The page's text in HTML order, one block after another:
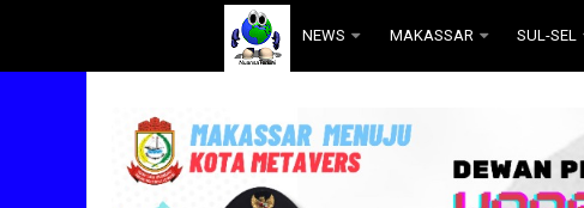
. NEWS MAKASSAR SUL-SEL